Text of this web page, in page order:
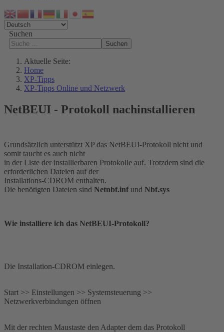
Suchen
Suchen
Aktuelle Seite:
Home
XP-Tipps
XP-Tipps Online und Netzwerk
NetBEUI - Protokoll nachinstallieren
Grundsätzlich unterstützt XP das NetBEUI-Protokoll nicht und
somit taucht es auch nicht
in der Liste der installierbaren Protokolle auf. Trotzdem sind die
erforderlichen Dateien auf der
Installations-CDROM enthalten.
Die benötigten Dateien sind Netnbf.infund Nbf.sys
Wie installiere ich das NetBEUI-Protokoll?
Die Installation-CDROM einlegen.
Start >> Einstellungen >> Systemsteuerung >>
Netzwerkverbindungen öffnen
Mit der rechten Maustaste den Adapter dem das Protokoll